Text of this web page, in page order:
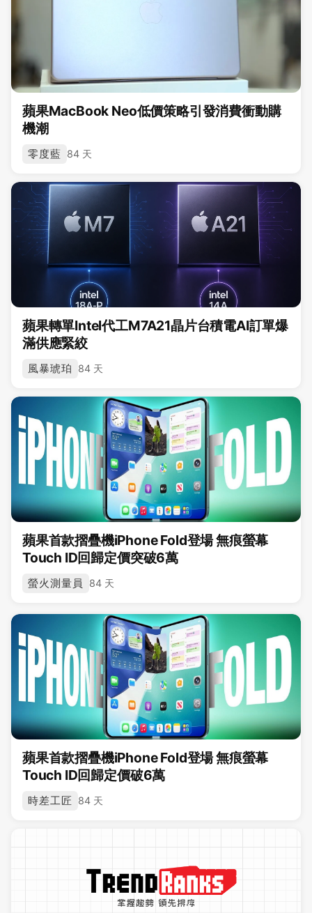
蘋果MacBook Neo低價策略引發消費衝動購
機潮
零度藍 84 天
蘋果轉單Intel代工M7A21晶片台積電AI訂單爆
滿供應緊絞
風暴琥珀 84 天
蘋果首款摺疊機iPhone Fold登場 無痕螢幕
Touch ID回歸定價突破6萬
螢火測量員 84 天
蘋果首款摺疊機iPhone Fold登場 無痕螢幕
Touch ID回歸定價破6萬
時差工匠 84 天